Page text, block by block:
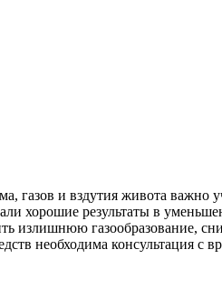
газов и вздутия живота
хорошие результаты в
излишнюю газообразование,
необходима консультация с